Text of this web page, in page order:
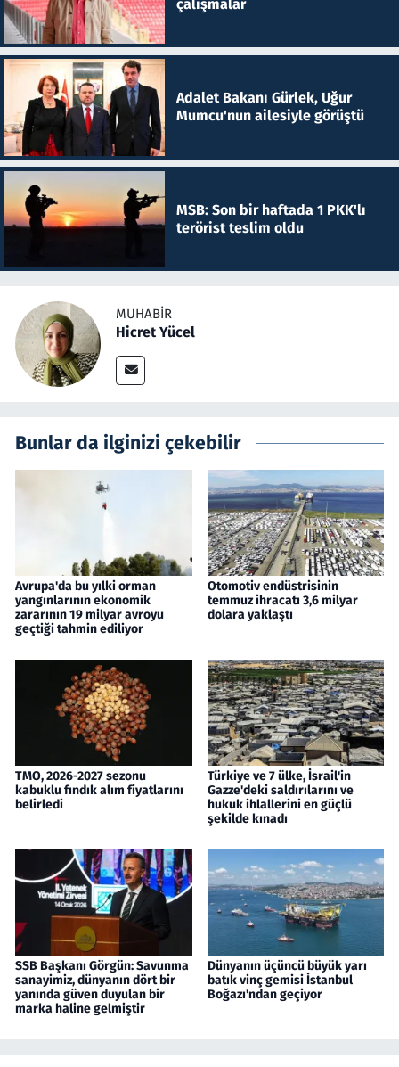
çalışmalar
Adalet Bakanı Gürlek, Uğur
Mumcu'nun ailesiyle görüştü
MSB: Son bir haftada 1 PKK'lı
terörist teslim oldu
MUHABIR
Hicret Yücel
Bunlar da ilginizi çekebilir
Avrupa'da bu yılki orman
yangınlarının ekonomik
zararının 19 milyar avroyu
geçtiği tahmin ediliyor
Otomotiv endüstrisinin
temmuz ihracatı 3,6 milyar
dolara yaklaştı
TMO, 2026-2027 sezonu
kabuklu fındık alım fiyatlarını
belirledi
Türkiye ve 7 ülke, İsrail'in
Gazze'deki saldırılarını ve
hukuk ihlallerini en güçlü
şekilde kınadı
SSB Başkanı Görgün: Savunma
sanayimiz, dünyanın dört bir
yanında güven duyulan bir
marka haline gelmiştir
Dünyanın üçüncü büyük yarı
batık vinç gemisi İstanbul
Boğazı'ndan geçiyor